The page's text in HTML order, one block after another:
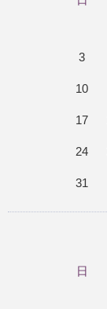
3
10
17
24
31
日